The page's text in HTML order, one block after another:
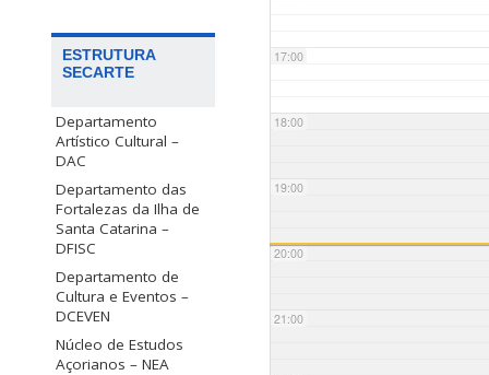
ESTRUTURA
SECARTE
Departamento
Artístico Cultural –
DAC
Departamento das
Fortalezas da Ilha de
Santa Catarina –
DFISC
Departamento de
Cultura e Eventos –
DCEVEN
Núcleo de Estudos
Açorianos – NEA
17:00
18:00
19:00
20:00
21:00